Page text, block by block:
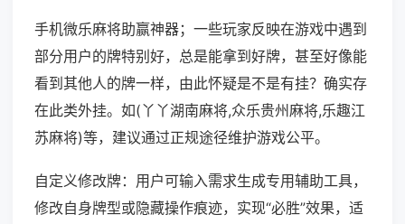
手机微乐麻将助赢神器；一些玩家反映在游戏中遇到
部分用户的牌特别好，总是能拿到好牌，甚至好像能
看到其他人的牌一样，由此怀疑是不是有挂？确实存
在此类外挂。如(丫丫湖南麻将,众乐贵州麻将,乐趣江
苏麻将)等，建议通过正规途径维护游戏公平。
自定义修改牌：用户可输入需求生成专用辅助工具，
修改自身牌型或隐藏操作痕迹，实现“必胜”效果，适